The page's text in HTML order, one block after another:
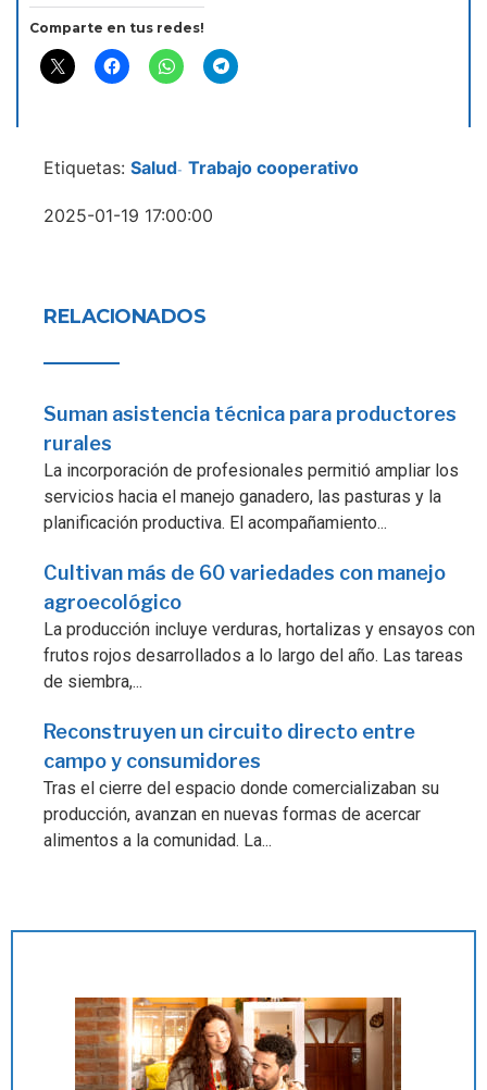
Comparte en tus redes!
Etiquetas: Salud- Trabajo cooperativo
2025-01-19 17:00:00
RELACIONADOS
Suman asistencia técnica para productores
rurales
La incorporación de profesionales permitió ampliar los
servicios hacia el manejo ganadero, las pasturas y la
planificación productiva. El acompañamiento...
Cultivan más de 60 variedades con manejo
agroecológico
La producción incluye verduras, hortalizas y ensayos con
frutos rojos desarrollados a lo largo del año. Las tareas
de siembra,...
Reconstruyen un circuito directo entre
campo y consumidores
Tras el cierre del espacio donde comercializaban su
producción, avanzan en nuevas formas de acercar
alimentos a la comunidad. La...